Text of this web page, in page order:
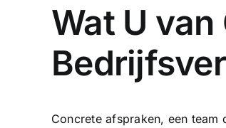
Wat U
Concrete afspraken, een